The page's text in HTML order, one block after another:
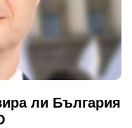
ли България